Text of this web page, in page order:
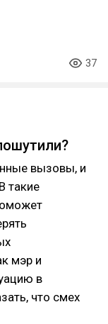
37
вызовы, и
такие
мэр и
в
что смех